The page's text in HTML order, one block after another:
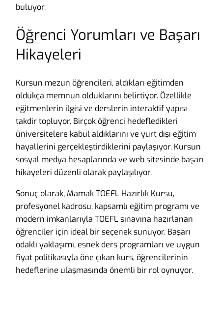
buluyor.
Öğrenci Yorumları ve Başarı
Hikayeleri
Kursun mezun öğrencileri, aldıkları eğitimden
oldukça memnun olduklarını belirtiyor. Özellikle
eğitmenlerin ilgisi ve derslerin interaktif yapısı
takdir topluyor. Birçok öğrenci hedefledikleri
üniversitelere kabul aldıklarını ve yurt dışı eğitim
hayallerini gerçekleştirdiklerini paylaşıyor. Kursun
sosyal medya hesaplarında ve web sitesinde başarı
hikayeleri düzenli olarak paylaşılıyor.
Sonuç olarak, Mamak TOEFL Hazırlık Kursu,
profesyonel kadrosu, kapsamlı eğitim programı ve
modern imkanlarıyla TOEFL sınavına hazırlanan
öğrenciler için ideal bir seçenek sunuyor. Başarı
odaklı yaklaşımı, esnek ders programları ve uygun
fiyat politikasıyla öne çıkan kurs, öğrencilerinin
hedeflerine ulaşmasında önemli bir rol oynuyor.